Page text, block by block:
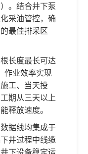
。结合井下泵
采油管控，确
最佳排采区
长度最长可达
作业效率实现
工、当天投
期从三天以上
释放速度。
据线均集成于
井过程中线缆